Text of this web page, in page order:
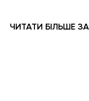
ЧИТАТИ БІЛЬШЕ